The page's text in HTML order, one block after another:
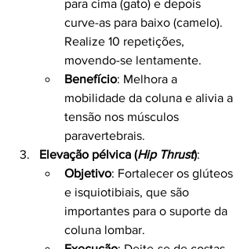
para cima (gato) e depois
curve-as para baixo (camelo).
Realize 10 repetições,
movendo-se lentamente.
Benefício: Melhora a
mobilidade da coluna e alivia a
tensão nos músculos
paravertebrais.
Elevação pélvica (Hip Thrust):
Objetivo: Fortalecer os glúteos
e isquiotibiais, que são
importantes para o suporte da
coluna lombar.